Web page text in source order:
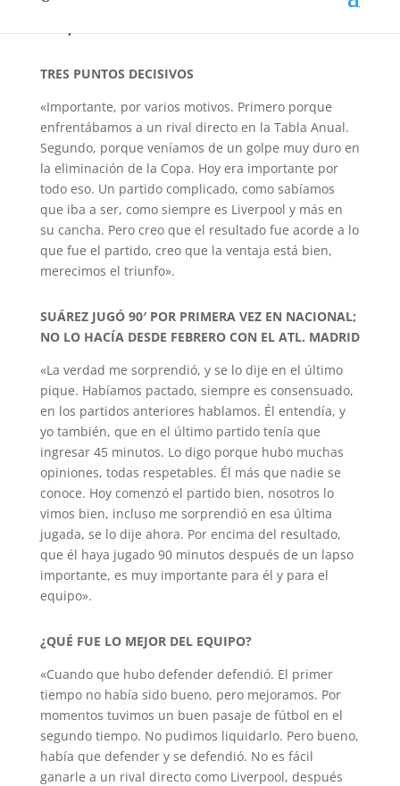
importante victoria conseguida por el Bolso ante
TRES PUNTOS DECISIVOS
«Importante, por varios motivos. Primero porque
enfrentábamos a un rival directo en la Tabla Anual.
Segundo, porque veníamos de un golpe muy duro en
la eliminación de la Copa. Hoy era importante por
todo eso. Un partido complicado, como sabíamos
que iba a ser, como siempre es Liverpool y más en
su cancha. Pero creo que el resultado fue acorde a lo
que fue el partido, creo que la ventaja está bien,
merecimos el triunfo».
SUÁREZ JUGÓ 90′ POR PRIMERA VEZ EN NACIONAL;
NO LO HACÍA DESDE FEBRERO CON EL ATL. MADRID
«La verdad me sorprendió, y se lo dije en el último
pique. Habíamos pactado, siempre es consensuado,
en los partidos anteriores hablamos. Él entendía, y
yo también, que en el último partido tenía que
ingresar 45 minutos. Lo digo porque hubo muchas
opiniones, todas respetables. Él más que nadie se
conoce. Hoy comenzó el partido bien, nosotros lo
vimos bien, incluso me sorprendió en esa última
jugada, se lo dije ahora. Por encima del resultado,
que él haya jugado 90 minutos después de un lapso
importante, es muy importante para él y para el
equipo».
¿QUÉ FUE LO MEJOR DEL EQUIPO?
«Cuando que hubo defender defendió. El primer
tiempo no había sido bueno, pero mejoramos. Por
momentos tuvimos un buen pasaje de fútbol en el
segundo tiempo. No pudimos liquidarlo. Pero bueno,
había que defender y se defendió. No es fácil
ganarle a un rival directo como Liverpool, después